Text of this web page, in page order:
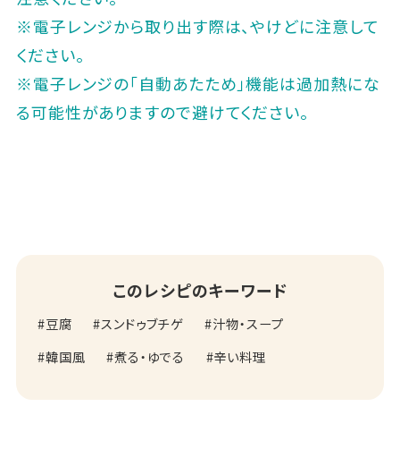
※電子レンジから取り出す際は、やけどに注意して
ください。
※電子レンジの「自動あたため」機能は過加熱にな
る可能性がありますので避けてください。
このレシピのキーワード
豆腐 スンドゥブチゲ
汁物・スープ
韓国風
煮る・ゆでる 辛い料理